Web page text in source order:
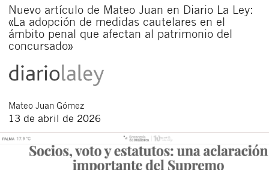
Nuevo artículo de Mateo Juan en Diario La Ley:
«La adopción de medidas cautelares en el
ámbito penal que afectan al patrimonio del
concursado»
Mateo Juan Gómez
13 de abril de 2026